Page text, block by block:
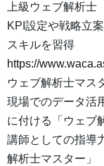
上級ウェブ解析士
KPI設定や戦略立
スキルを習得
https://
ウェブ解析士マス
現場でのデータ活
に付ける「ウェブ
講師としての指導
解析士マスター」